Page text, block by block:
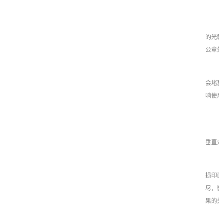
的光
公章
会堵
响使
垂直
损印
尽，
果的